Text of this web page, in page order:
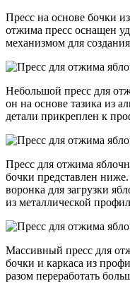
Пресс на основе бочки
отжима пресс оснащен
механизмом для
Небольшой пресс для
он на основе тазика из
детали прикреплен к
Пресс для отжима
бочки представлен
воронка для загрузки
из металлической
Массивный пресс для
бочки и каркаса из
разом переработать